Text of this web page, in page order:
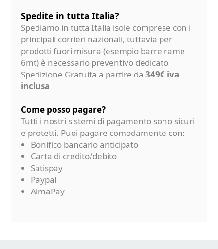
Spedite in tutta Italia?
Spediamo in tutta Italia isole comprese con i
principali corrieri nazionali, tuttavia per
prodotti fuori misura (esempio barre rame
6mt) è necessario preventivo dedicato
Spedizione Gratuita a partire da 349€ iva
inclusa
Come posso pagare?
Tutti i nostri sistemi di pagamento sono sicuri
e protetti. Puoi pagare comodamente con:
Bonifico bancario anticipato
Carta di credito/debito
Satispay
Paypal
AlmaPay